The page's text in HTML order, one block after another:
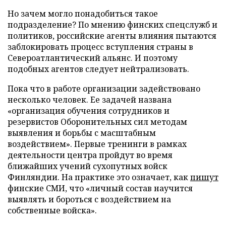
Но зачем могло понадобиться такое
подразделение? По мнению финских спецслужб и
политиков, российские агенты влияния пытаются
заблокировать процесс вступления страны в
Североатлантический альянс. И поэтому
подобных агентов следует нейтрализовать.
Пока что в работе организации задействовано
несколько человек. Ее задачей названа
«организация обучения сотрудников и
резервистов Оборонительных сил методам
выявления и борьбы с масштабным
воздействием». Первые тренинги в рамках
деятельности центра пройдут во время
ближайших учений сухопутных войск
Финляндии. На практике это означает, какпишут
финские СМИ, что «личный состав научится
выявлять и бороться с воздействием на
собственные войска».